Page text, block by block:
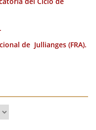
de Jullianges (FRA).